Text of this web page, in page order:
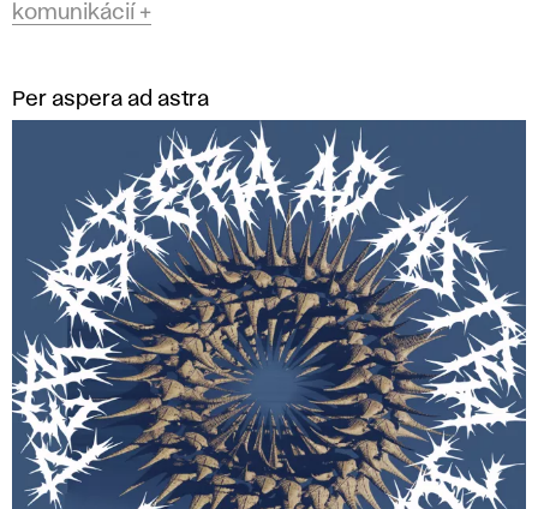
komunikácií +
Per aspera ad astra